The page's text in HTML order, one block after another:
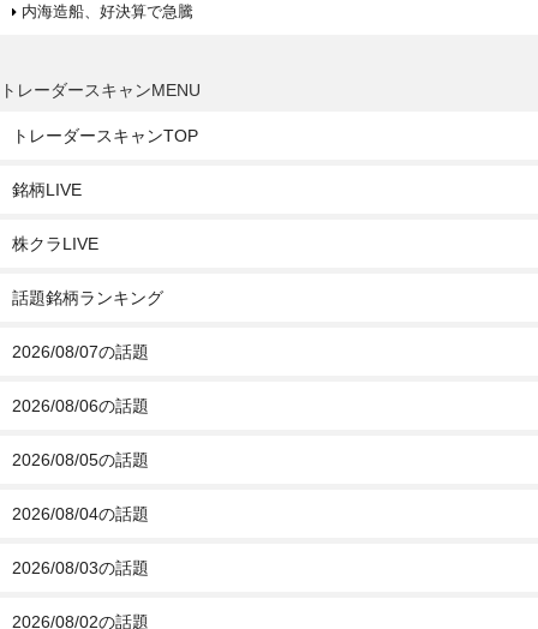
内海造船、好決算で急騰
トレーダースキャンMENU
トレーダースキャンTOP
銘柄LIVE
株クラLIVE
話題銘柄ランキング
2026/08/07の話題
2026/08/06の話題
2026/08/05の話題
2026/08/04の話題
2026/08/03の話題
2026/08/02の話題